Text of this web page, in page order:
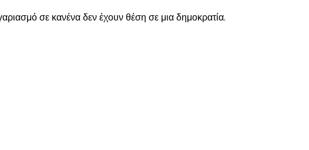
σε κανένα δεν έχουν θέση σε μια δημοκρατία.